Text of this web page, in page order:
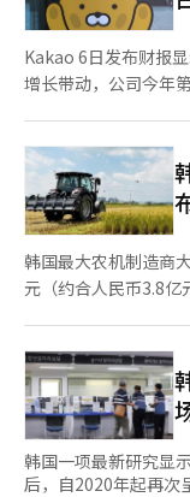
示，提前退休和养老
因。去年，韩国劳动
岗位”的平均年龄为
Kakao 6日发布财报
增长带动，公司今年
民币99.2亿元），同
长35.9%，营业收入和
板块来看，平台业务
17%。其中，Talk
12%；广告及订阅业
韩国最大农机制造商
元（约合人民币3.8亿
业”，是指原本以海
回本国的现象。 大同成立于1947年，是韩国首家农机制造企业，
目前按市场份额计算
8632亿韩元，其中约七成收入来
安徽省设厂，生产小
韩国一项最新研究显
后，自2020年起再次